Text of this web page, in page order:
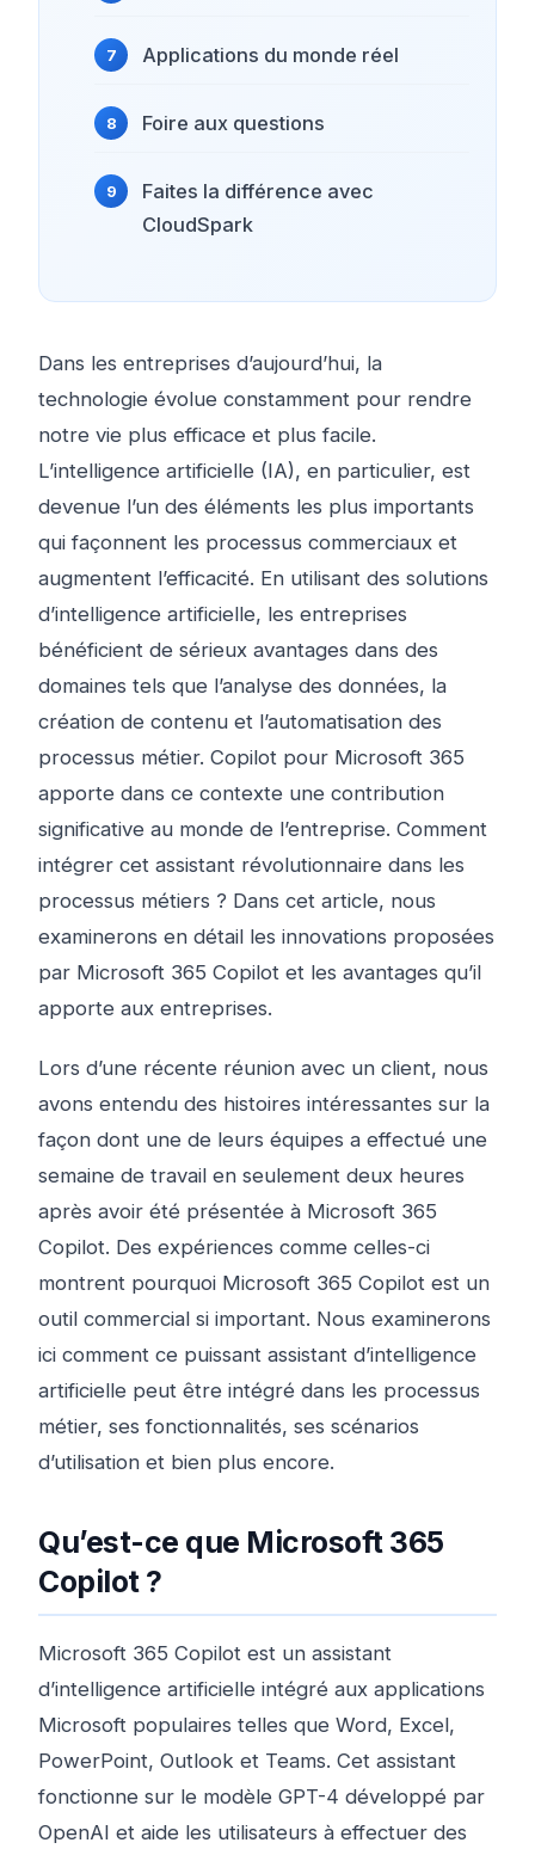
Applications du monde réel
Foire aux questions
Faites la différence avec
CloudSpark
Dans les entreprises d’aujourd’hui, la
technologie évolue constamment pour rendre
notre vie plus efficace et plus facile.
L’intelligence artificielle (IA), en particulier, est
devenue l’un des éléments les plus importants
qui façonnent les processus commerciaux et
augmentent l’efficacité. En utilisant des solutions
d’intelligence artificielle, les entreprises
bénéficient de sérieux avantages dans des
domaines tels que l’analyse des données, la
création de contenu et l’automatisation des
processus métier. Copilot pour Microsoft 365
apporte dans ce contexte une contribution
significative au monde de l’entreprise. Comment
intégrer cet assistant révolutionnaire dans les
processus métiers ? Dans cet article, nous
examinerons en détail les innovations proposées
par Microsoft 365 Copilot et les avantages qu’il
apporte aux entreprises.
Lors d’une récente réunion avec un client, nous
avons entendu des histoires intéressantes sur la
façon dont une de leurs équipes a effectué une
semaine de travail en seulement deux heures
après avoir été présentée à Microsoft 365
Copilot. Des expériences comme celles-ci
montrent pourquoi Microsoft 365 Copilot est un
outil commercial si important. Nous examinerons
ici comment ce puissant assistant d’intelligence
artificielle peut être intégré dans les processus
métier, ses fonctionnalités, ses scénarios
d’utilisation et bien plus encore.
Qu’est-ce que Microsoft 365
Copilot ?
Microsoft 365 Copilot est un assistant
d’intelligence artificielle intégré aux applications
Microsoft populaires telles que Word, Excel,
PowerPoint, Outlook et Teams. Cet assistant
fonctionne sur le modèle GPT-4 développé par
OpenAI et aide les utilisateurs à effectuer des